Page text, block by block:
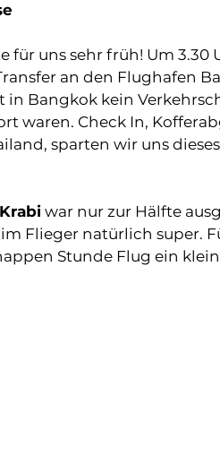
für uns sehr früh! Um
an den Flughafen
in Bangkok kein
waren. Check In,
sparten wir uns
Krabi war nur zur Hälfte
Flieger natürlich super.
Stunde Flug ein